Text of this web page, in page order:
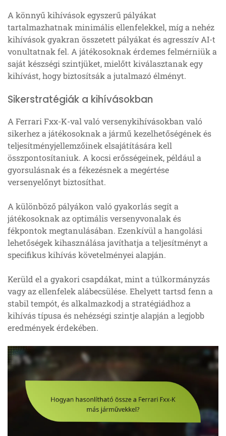
A könnyű kihívások egyszerű pályákat
tartalmazhatnak minimális ellenfelekkel, míg a nehéz
kihívások gyakran összetett pályákat és agresszív AI-t
vonultatnak fel. A játékosoknak érdemes felmérniük a
saját készségi szintjüket, mielőtt kiválasztanak egy
kihívást, hogy biztosítsák a jutalmazó élményt.
Sikerstratégiák a kihívásokban
A Ferrari Fxx-K-val való versenykihívásokban való
sikerhez a játékosoknak a jármű kezelhetőségének és
teljesítményjellemzőinek elsajátítására kell
összpontosítaniuk. A kocsi erősségeinek, például a
gyorsulásnak és a fékezésnek a megértése
versenyelőnyt biztosíthat.
A különböző pályákon való gyakorlás segít a
játékosoknak az optimális versenyvonalak és
fékpontok megtanulásában. Ezenkívül a hangolási
lehetőségek kihasználása javíthatja a teljesítményt a
specifikus kihívás követelményei alapján.
Kerüld el a gyakori csapdákat, mint a túlkormányzás
vagy az ellenfelek alábecsülése. Ehelyett tartsd fenn a
stabil tempót, és alkalmazkodj a stratégiádhoz a
kihívás típusa és nehézségi szintje alapján a legjobb
eredmények érdekében.